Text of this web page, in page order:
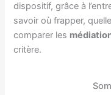
dispositif, grâce à
savoir où frapper,
comparer les
critère.